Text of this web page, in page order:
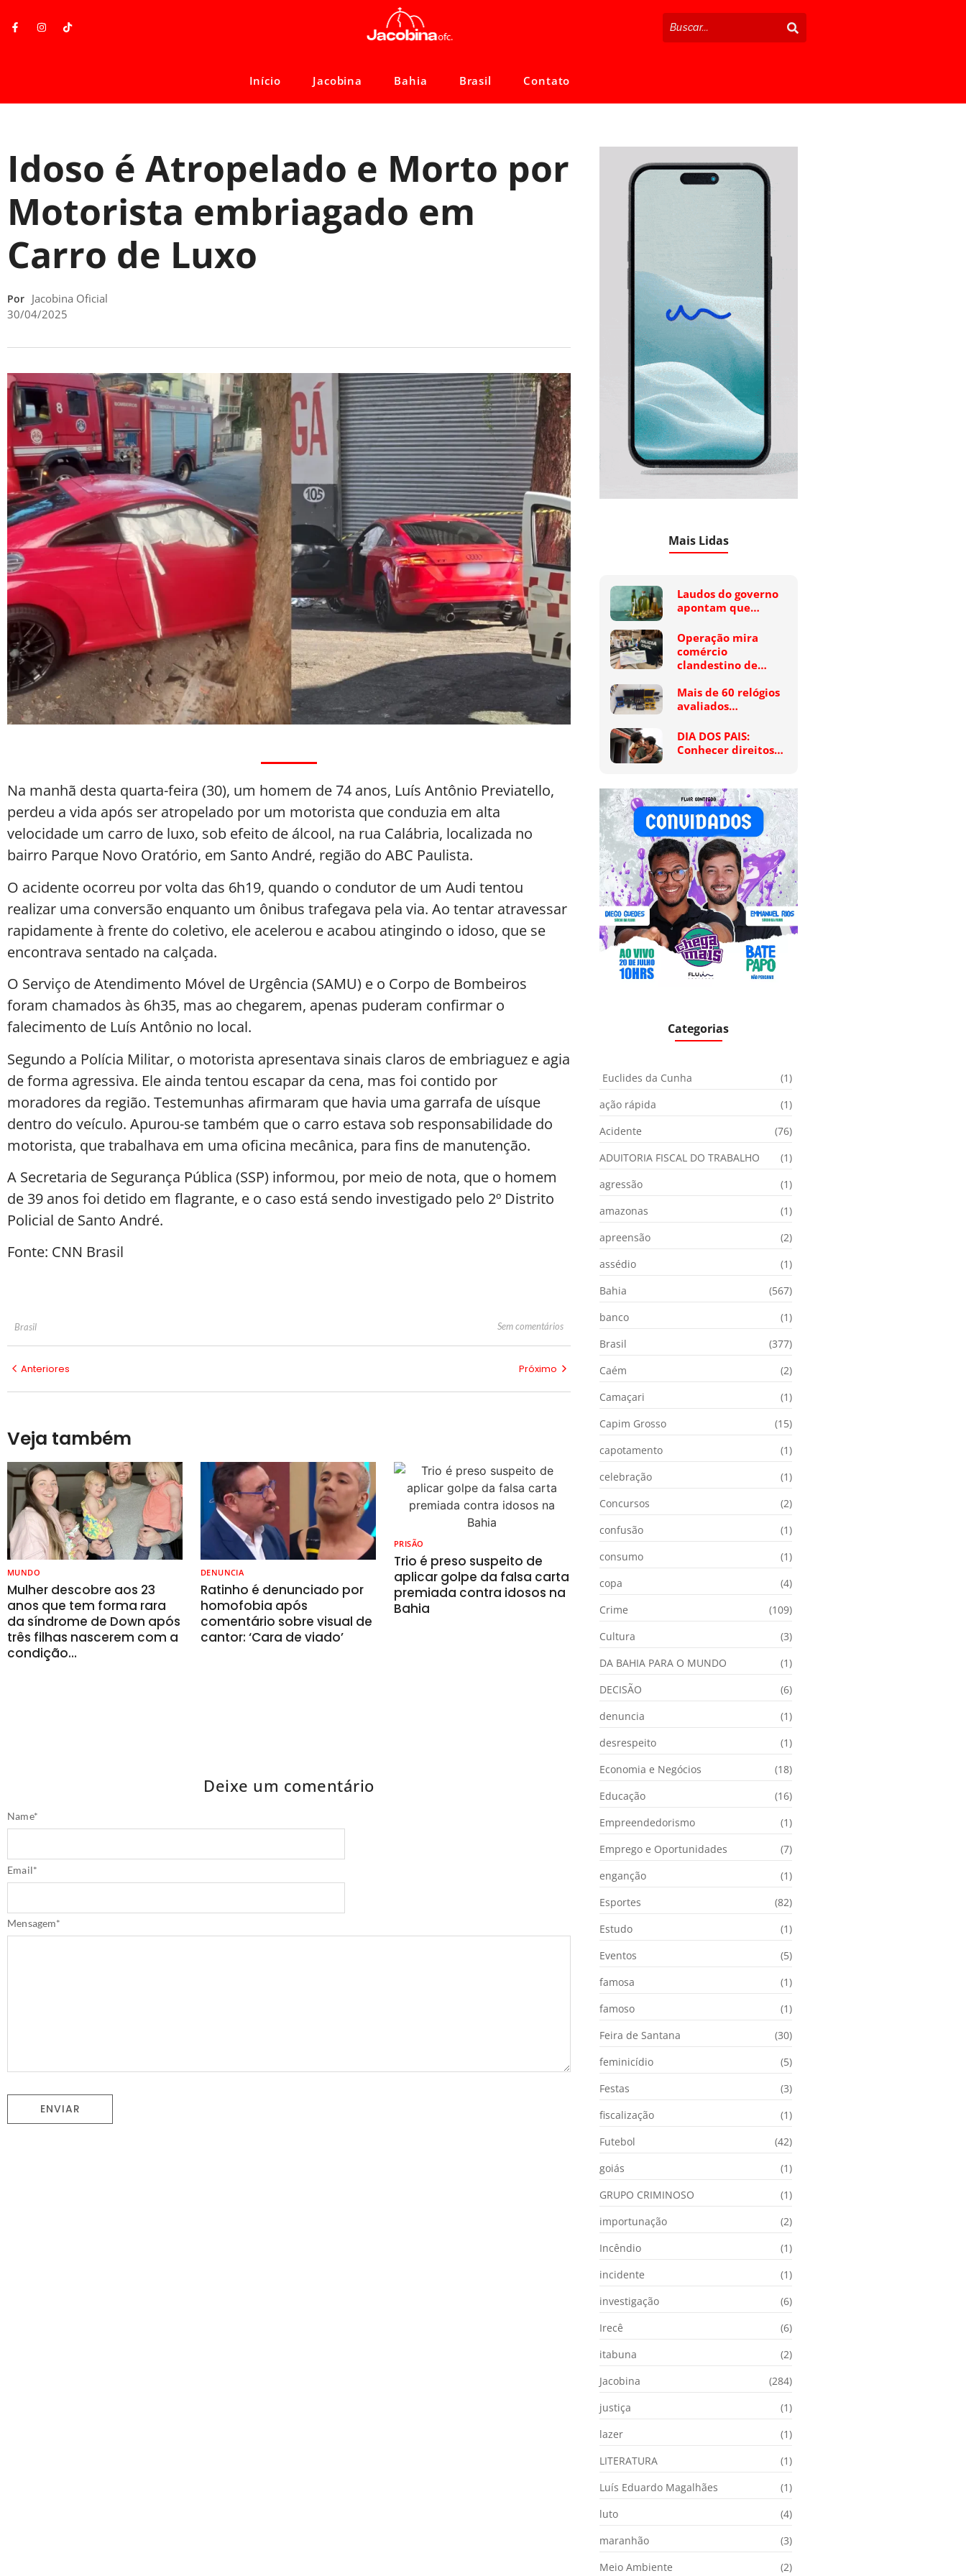
Início Jacobina Bahia Brasil Contato
Idoso é Atropelado e Morto por
Motorista embriagado em
Carro de Luxo
Por Jacobina Oficial
30/04/2025
Na manhã desta quarta-feira (30), um homem de 74 anos, Luís Antônio Previatello,
perdeu a vida após ser atropelado por um motorista que conduzia em alta
velocidade um carro de luxo, sob efeito de álcool, na rua Calábria, localizada no
bairro Parque Novo Oratório, em Santo André, região do ABC Paulista.
O acidente ocorreu por volta das 6h19, quando o condutor de um Audi tentou
realizar uma conversão enquanto um ônibus trafegava pela via. Ao tentar atravessar
rapidamente à frente do coletivo, ele acelerou e acabou atingindo o idoso, que se
encontrava sentado na calçada.
O Serviço de Atendimento Móvel de Urgência (SAMU) e o Corpo de Bombeiros
foram chamados às 6h35, mas ao chegarem, apenas puderam confirmar o
falecimento de Luís Antônio no local.
Segundo a Polícia Militar, o motorista apresentava sinais claros de embriaguez e agia
de forma agressiva. Ele ainda tentou escapar da cena, mas foi contido por
moradores da região. Testemunhas afirmaram que havia uma garrafa de uísque
dentro do veículo. Apurou-se também que o carro estava sob responsabilidade do
motorista, que trabalhava em uma oficina mecânica, para fins de manutenção.
A Secretaria de Segurança Pública (SSP) informou, por meio de nota, que o homem
de 39 anos foi detido em flagrante, e o caso está sendo investigado pelo 2º Distrito
Policial de Santo André.
Fonte: CNN Brasil
Brasil Sem comentários
Anteriores Próximo
Veja também
MUNDO
Mulher descobre aos 23
anos que tem forma rara
da síndrome de Down após
três filhas nascerem com a
condição…
DENUNCIA
Ratinho é denunciado por
homofobia após
comentário sobre visual de
cantor: ‘Cara de viado’
PRISÃO
Trio é preso suspeito de
aplicar golpe da falsa carta
premiada contra idosos na
Bahia
Deixe um comentário
Name*
Email*
Mais Lidas
Laudos do governo
apontam que…
Operação mira
comércio
clandestino de…
Mais de 60 relógios
avaliados…
DIA DOS PAIS:
Conhecer direitos…
Categorias
Euclides da Cunha
(1)
ação rápida
(1)
Acidente
(76)
ADUITORIA FISCAL DO TRABALHO
(1)
agressão
(1)
amazonas
(1)
apreensão
(2)
assédio
(1)
Bahia
(567)
banco
(1)
Brasil
(377)
Caém
(2)
Camaçari
(1)
Capim Grosso
(15)
capotamento
(1)
celebração
(1)
Concursos
(2)
confusão
(1)
consumo
(1)
copa
(4)
Crime
(109)
Cultura
(3)
DA BAHIA PARA O MUNDO
(1)
DECISÃO
(6)
denuncia
(1)
desrespeito
(1)
Economia e Negócios
(18)
Educação
(16)
Empreendedorismo
(1)
Emprego e Oportunidades
(7)
enganção
(1)
Esportes
(82)
Estudo
(1)
Eventos
(5)
famosa
(1)
famoso
(1)
Feira de Santana
(30)
feminicídio
(5)
Festas
(3)
fiscalização
(1)
Futebol
(42)
goiás
(1)
GRUPO CRIMINOSO
(1)
importunação
(2)
Incêndio
(1)
incidente
(1)
investigação
(6)
Irecê
(6)
itabuna
(2)
Jacobina
(284)
justiça
(1)
lazer
(1)
LITERATURA
(1)
Luís Eduardo Magalhães
(1)
luto
(4)
maranhão
(3)
Meio Ambiente
(2)